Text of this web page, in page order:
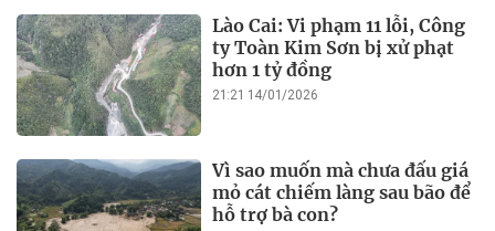
Lào Cai: Vi phạm 11 lỗi, Công
ty Toàn Kim Sơn bị xử phạt
hơn 1 tỷ đồng
21:21 14/01/2026
Vì sao muốn mà chưa đấu giá
mỏ cát chiếm làng sau bão để
hỗ trợ bà con?